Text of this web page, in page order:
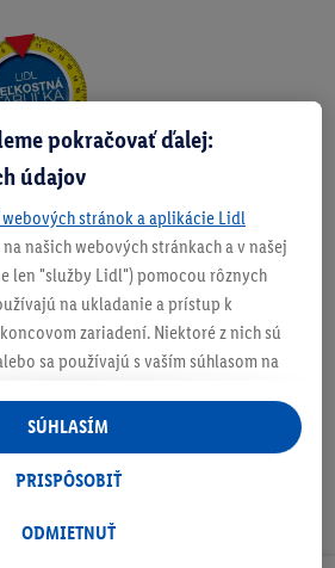
produktu
pokračovať ďalej:
údajov
stránok a aplikácie Lidl
našich webových stránkach a v našej
len "služby Lidl") pomocou rôznych
na ukladanie a prístup k
zariadení. Niektoré z nich sú
sa používajú s vaším súhlasom na
v rámci služieb Lidl aj mimo nich. Ak
Lidl Plus, na tieto účely sa spracúvajú
správania v obchode.
Lidl Plus alebo sa prihlásite do svojho
ODMIETNUŤ
PRISPÔSOBIŤ
SÚHLASÍM